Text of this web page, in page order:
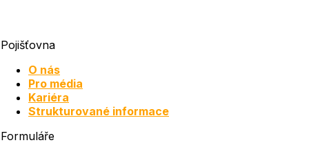
Pojišťovna
O nás
Pro média
Kariéra
Strukturované informace
Formuláře